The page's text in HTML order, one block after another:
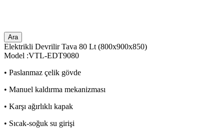
Ara
Elektrikli Devrilir Tava 80 Lt (800x900x850)
Model :VTL-EDT9080
• Paslanmaz çelik gövde
• Manuel kaldırma mekanizması
• Karşı ağırlıklı kapak
• Sıcak-soğuk su girişi